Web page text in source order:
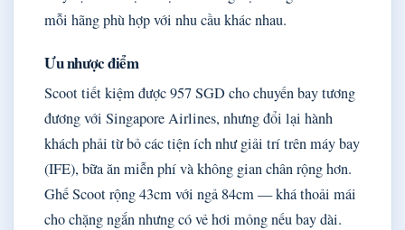
mỗi hãng phù hợp với nhu cầu khác nhau.
Ưu nhược điểm
Scoot tiết kiệm được 957 SGD cho chuyến bay tương
đương với Singapore Airlines, nhưng đổi lại hành
khách phải từ bỏ các tiện ích như giải trí trên máy bay
(IFE), bữa ăn miễn phí và không gian chân rộng hơn.
Ghế Scoot rộng 43cm với ngả 84cm — khá thoải mái
cho chặng ngắn nhưng có vẻ hơi mỏng nếu bay dài.